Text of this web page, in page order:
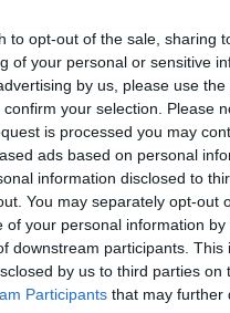
to opt-out of the sale, sharing
of your personal or sensitive
by us, please use
confirm your selection. Please
is processed you may
ads based on personal
information disclosed to
You may separately opt-out
of your personal information
downstream participants.
by us to third parties on
Participants that may further